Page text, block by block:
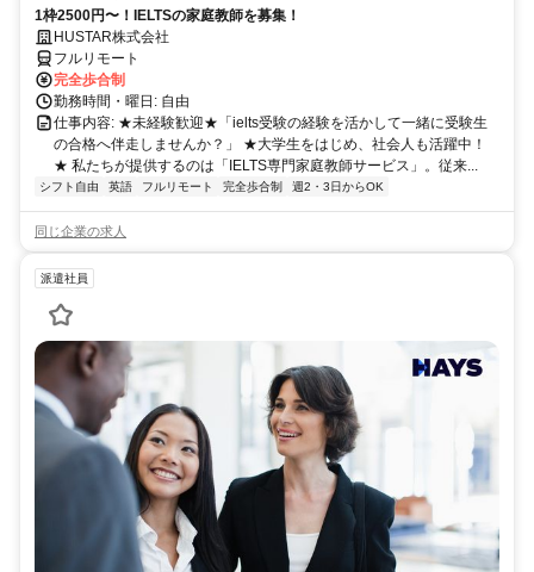
1枠2500円〜！IELTSの家庭教師を募集！
HUSTAR株式会社
フルリモート
完全歩合制
勤務時間・曜日: 自由
仕事内容: ★未経験歓迎★「ielts受験の経験を活かして一緒に受験生
の合格へ伴走しませんか？」 ★大学生をはじめ、社会人も活躍中！
★ 私たちが提供するのは「IELTS専門家庭教師サービス」。従来...
シフト自由 英語 フルリモート 完全歩合制 週2・3日からOK
同じ企業の求人
派遣社員